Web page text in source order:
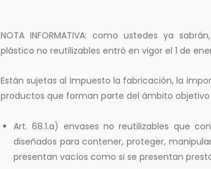
NOTA INFORMATIVA: como ustedes ya
plástico no reutilizables entró en vigor el 1 de
Están sujetas al impuesto la fabricación, la
productos que forman parte del ámbito
Art. 68.1.a) envases no reutilizables que
diseñados para contener, proteger,
presentan vacíos como si se presentan